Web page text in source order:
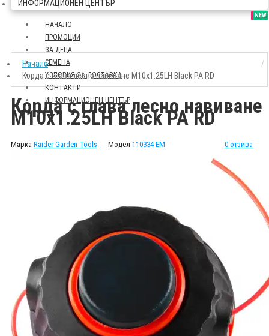
ИНФОРМАЦИОНЕН ЦЕНТЪР
НАЧАЛО
SALE
ПРОМОЦИИ
NEW
ЗА ДЕЦА
СЕМЕНА
УСЛОВИЯ ЗА ДОСТАВКА
КОНТАКТИ
ИНФОРМАЦИОНЕН ЦЕНТЪР
Начало
Корда с глава лесно навиване M10x1.25LH Black PA RD
Корда с глава лесно навиване
M10x1.25LH Black PA RD
Марка Raider Garden Tools Модел 110334-EM 0 отзива